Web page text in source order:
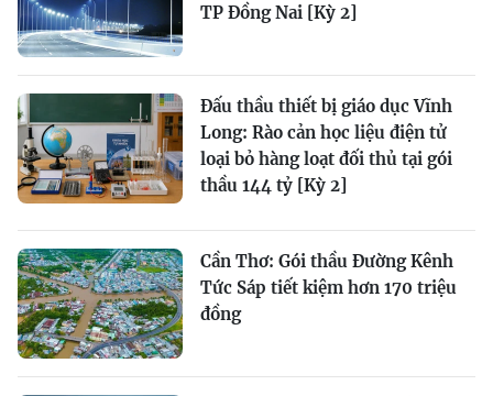
TP Đồng Nai [Kỳ 2]
Đấu thầu thiết bị giáo dục Vĩnh
Long: Rào cản học liệu điện tử
loại bỏ hàng loạt đối thủ tại gói
thầu 144 tỷ [Kỳ 2]
Cần Thơ: Gói thầu Đường Kênh
Tức Sáp tiết kiệm hơn 170 triệu
đồng